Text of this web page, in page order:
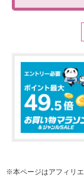
※本ページはアフィリ